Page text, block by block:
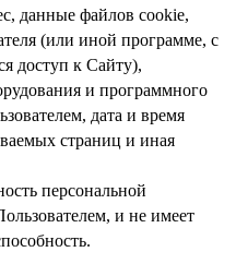
данные файлов cookie,
(или иной программе, с
доступ к Сайту),
и программного
дата и время
страниц и иная
персональной
и не имеет